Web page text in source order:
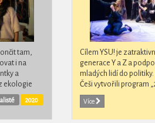
tam,
i na
a
ekologie
chléb pro
2020
Cílem YSU! je
generace Y a Z a
mladých lidí do
Češi vytvořili program
století“. Projekt pod
sjednocuje mladé
Více